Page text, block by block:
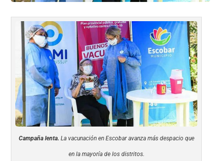
Campaña lenta. La vacunación en Escobar avanza más despacio que
en la mayoría de los distritos.